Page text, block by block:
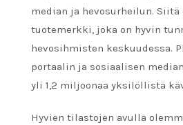
median ja hevosurheilun.
tuotemerkki, joka on hyvin
hevosihmisten keskuudessa.
portaalin ja sosiaalisen
yli 1,2 miljoonaa yksilöllistä
Hyvien tilastojen avulla